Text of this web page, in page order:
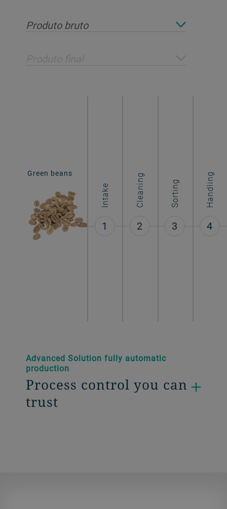
Produto bruto
Green beans
Intake
1
Cleaning
2
Sorting
3
Handling
4
Advanced Solution fully automatic
production
Process control you can
trust